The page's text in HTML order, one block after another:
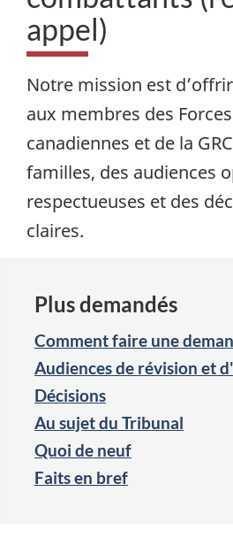
appel)
Notre mission est
aux membres des
canadiennes et de la
familles, des audiences
respectueuses et des
claires.
Plus demandés
Comment faire une
Audiences de révision et
Décisions
Au sujet du Tribunal
Quoi de neuf
Faits en bref